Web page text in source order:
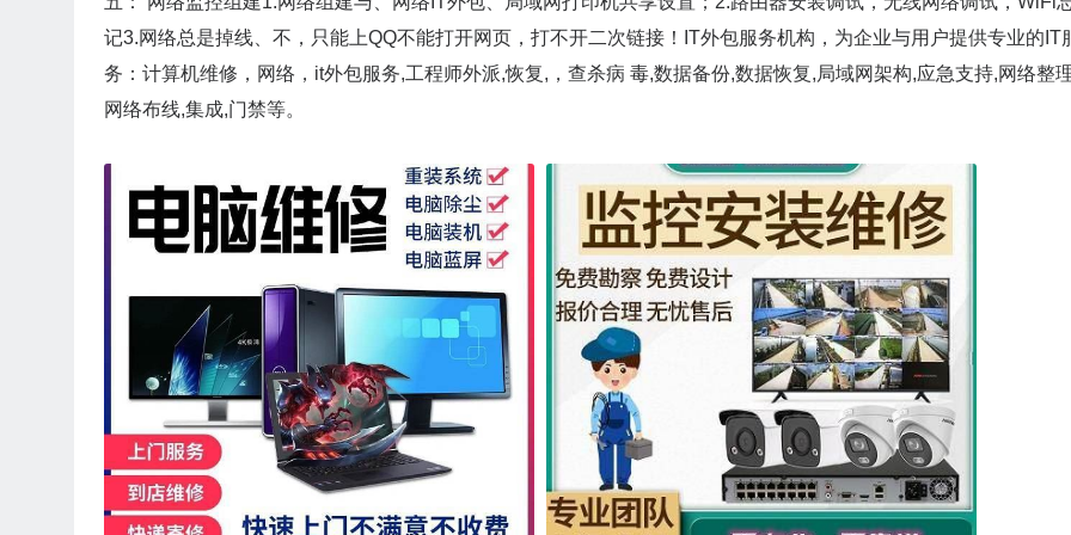
记3.网络总是掉线、不，只能上QQ不能打开网页，打不开二次链接！IT外包服务机构，为企业与用户提供专业的IT
务：计算机维修，网络，it外包服务,工程师外派,恢复,，查杀病 毒,数据备份,数据恢复,局域网架构,应急支持,网络整
网络布线,集成,门禁等。